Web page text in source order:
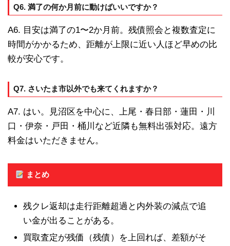
Q6. 満了の何か月前に動けばいいですか？
A6. 目安は満了の1〜2か月前。残債照会と複数査定に
時間がかかるため、距離が上限に近い人ほど早めの比
較が安心です。
Q7. さいたま市以外でも来てくれますか？
A7. はい。見沼区を中心に、上尾・春日部・蓮田・川
口・伊奈・戸田・桶川など近隣も無料出張対応。遠方
料金はいただきません。
まとめ
残クレ返却は走行距離超過と内外装の減点で追
い金が出ることがある。
買取査定が残価（残債）を上回れば、差額がそ